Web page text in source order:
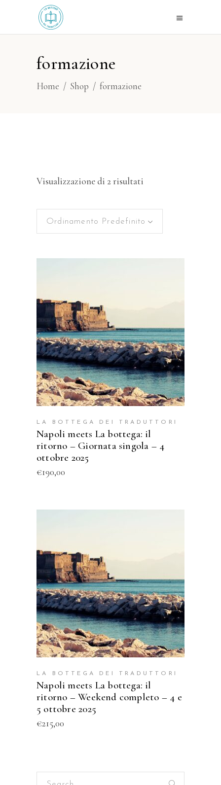
formazione
Home / Shop / formazione
Visualizzazione di 2 risultati
Ordinamento Predefinito
AGGIUNGI AL CARRELLO
LA BOTTEGA DEI TRADUTTORI
Napoli meets La bottega: il
ritorno – Giornata singola – 4
ottobre 2025
€190,00
AGGIUNGI AL CARRELLO
LA BOTTEGA DEI TRADUTTORI
Napoli meets La bottega: il
ritorno – Weekend completo – 4 e
5 ottobre 2025
€215,00
Search